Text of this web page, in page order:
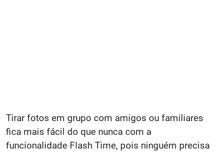
Tirar fotos em grupo com amigos ou familiares
fica mais fácil do que nunca com a
funcionalidade Flash Time, pois ninguém precisa